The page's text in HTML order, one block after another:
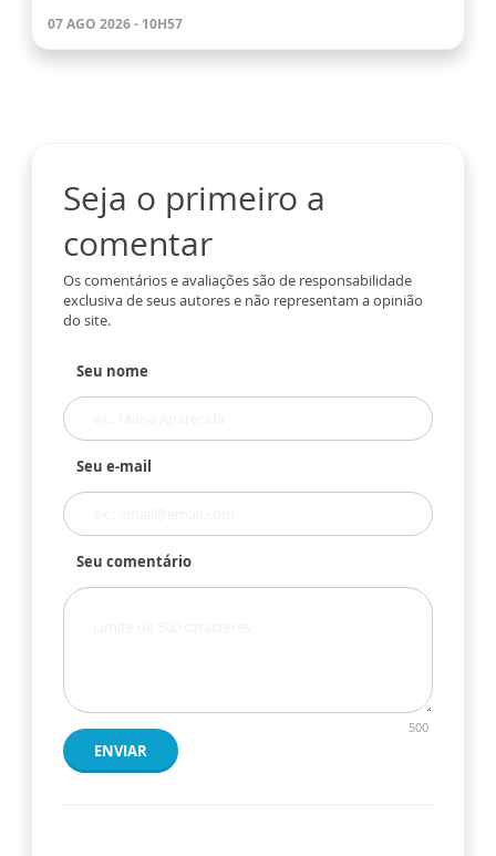
07 AGO 2026 - 10H57
Seja o primeiro a
comentar
Os comentários e avaliações são de responsabilidade
exclusiva de seus autores e não representam a opinião
do site.
Seu nome
Seu e-mail
Seu comentário
500
ENVIAR